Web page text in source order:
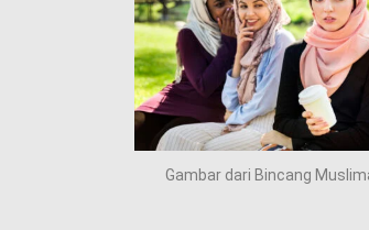
Gambar dari Bincang